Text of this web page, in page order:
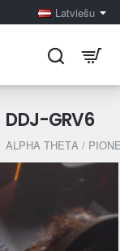
Latviešu
DDJ-GRV6
ALPHA THETA /